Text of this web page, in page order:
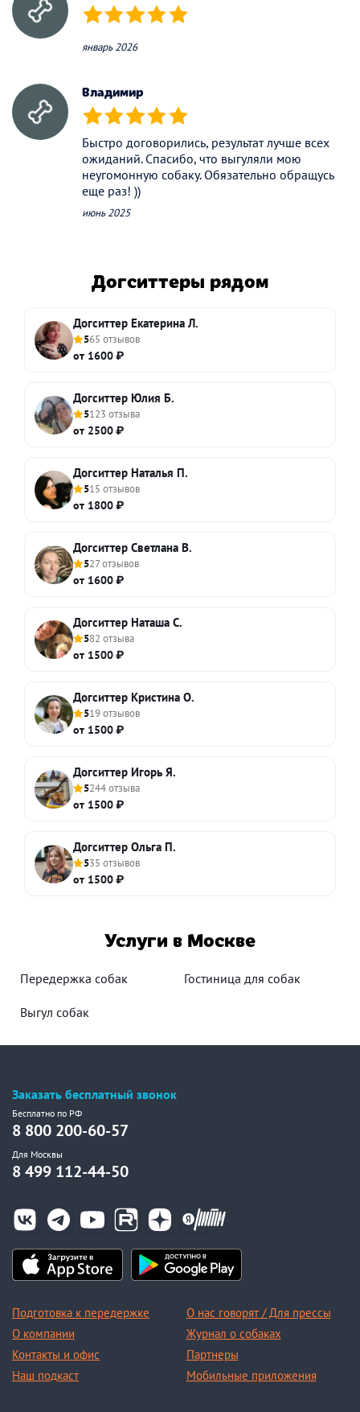
(*) (*) (*) (*) (*)
январь 2026
Владимир
(*) (*) (*) (*) (*)
Быстро договорились, результат лучше всех
ожиданий. Спасибо, что выгуляли мою
неугомонную собаку. Обязательно обращусь
еще раз! ))
июнь 2025
Догситтеры рядом
Догситтер Екатерина Л.
565 отзывов
от 1600 ₽
Догситтер Юлия Б.
5123 отзыва
от 2500 ₽
Догситтер Наталья П.
515 отзывов
от 1800 ₽
Догситтер Светлана В.
527 отзывов
от 1600 ₽
Догситтер Наташа С.
582 отзыва
от 1500 ₽
Догситтер Кристина О.
519 отзывов
от 1500 ₽
Догситтер Игорь Я.
5244 отзыва
от 1500 ₽
Догситтер Ольга П.
535 отзывов
от 1500 ₽
Услуги в Москве
Передержка собак Гостиница для собак
Выгул собак
Заказать бесплатный звонок
Бесплатно по РФ
8 800 200-60-57
Для Москвы
8 499 112-44-50
Подготовка к передержке
О компании
Контакты и офис
Наш подкаст
О нас говорят / Для прессы
Журнал о собаках
Партнеры
Мобильные приложения